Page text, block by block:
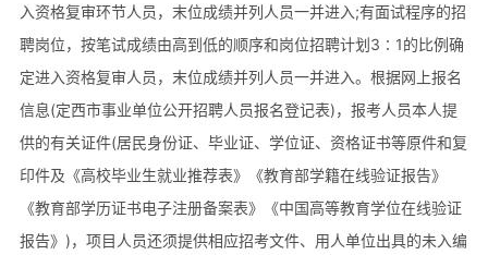
入资格复审环节人员，末位成绩并列人员一并进入;有面试程序的招
聘岗位，按笔试成绩由高到低的顺序和岗位招聘计划3∶1的比例确
定进入资格复审人员，末位成绩并列人员一并进入。根据网上报名
信息(定西市事业单位公开招聘人员报名登记表)，报考人员本人提
供的有关证件(居民身份证、毕业证、学位证、资格证书等原件和复
印件及《高校毕业生就业推荐表》《教育部学籍在线验证报告》
《教育部学历证书电子注册备案表》《中国高等教育学位在线验证
报告》)，项目人员还须提供相应招考文件、用人单位出具的未入编